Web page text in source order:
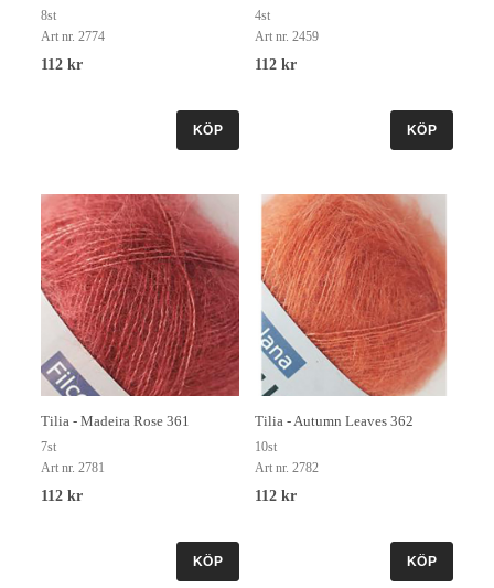
8st
Art nr. 2774
112 kr
KÖP
4st
Art nr. 2459
112 kr
KÖP
Tilia - Madeira Rose 361
7st
Art nr. 2781
112 kr
KÖP
Tilia - Autumn Leaves 362
10st
Art nr. 2782
112 kr
KÖP